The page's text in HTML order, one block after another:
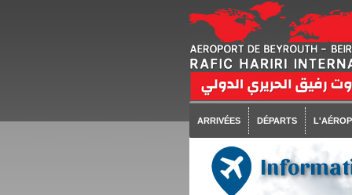
ARRIVÉES DÉPARTS